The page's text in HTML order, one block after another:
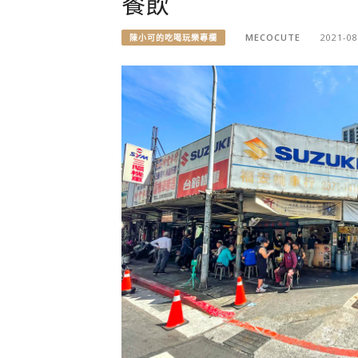
陳小可的吃喝玩樂專欄 MECOCUTE 2021-